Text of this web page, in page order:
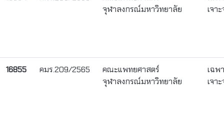
จุฬาลงกรณ์มหาวิทยาลัย
เจา
16855 คมร.209/2565
คณะแพทยศาสตร์
จุฬาลงกรณ์มหาวิทยาลัย
เฉพ
เจา